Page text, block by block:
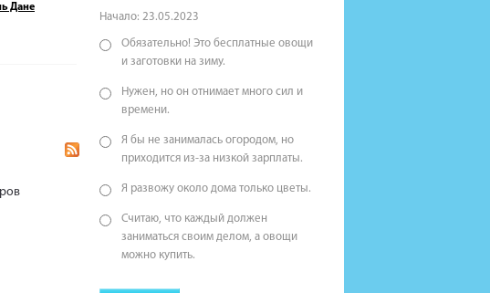
Дане
Начало: 23.05.2023
Обязательно! Это бесплатные овощи
и заготовки на зиму.
Нужен, но он отнимает много сил и
времени.
Я бы не занималась огородом, но
приходится из-за низкой зарплаты.
Я развожу около дома только цветы.
Считаю, что каждый должен
заниматься своим делом, а овощи
можно купить.